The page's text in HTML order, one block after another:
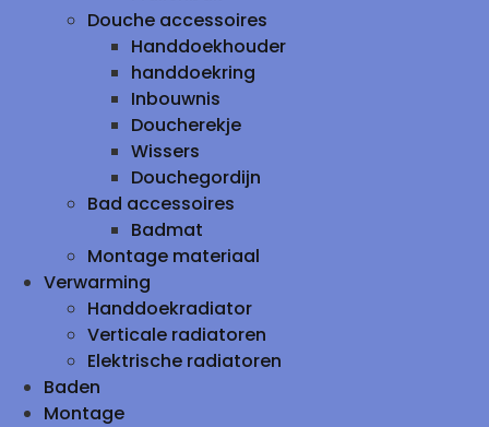
Douche accessoires
Handdoekhouder
handdoekring
Inbouwnis
Doucherekje
Wissers
Douchegordijn
Bad accessoires
Badmat
Montage materiaal
Verwarming
Handdoekradiator
Verticale radiatoren
Elektrische radiatoren
Baden
Montage